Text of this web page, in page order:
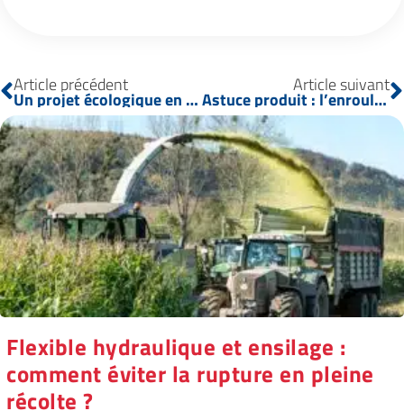
Article précédent
Un projet écologique en hauteur pour la Suède
Article suivant
Astuce produit : l’enrouleur pour flexible !
Flexible hydraulique et ensilage :
comment éviter la rupture en pleine
récolte ?